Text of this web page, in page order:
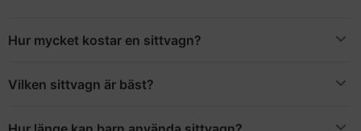
Hur mycket kostar en sittvagn?
sittvagnar för 2 000 kronor och du kan också hitta sittvagnar för
Vilken sittvagn är bäst?